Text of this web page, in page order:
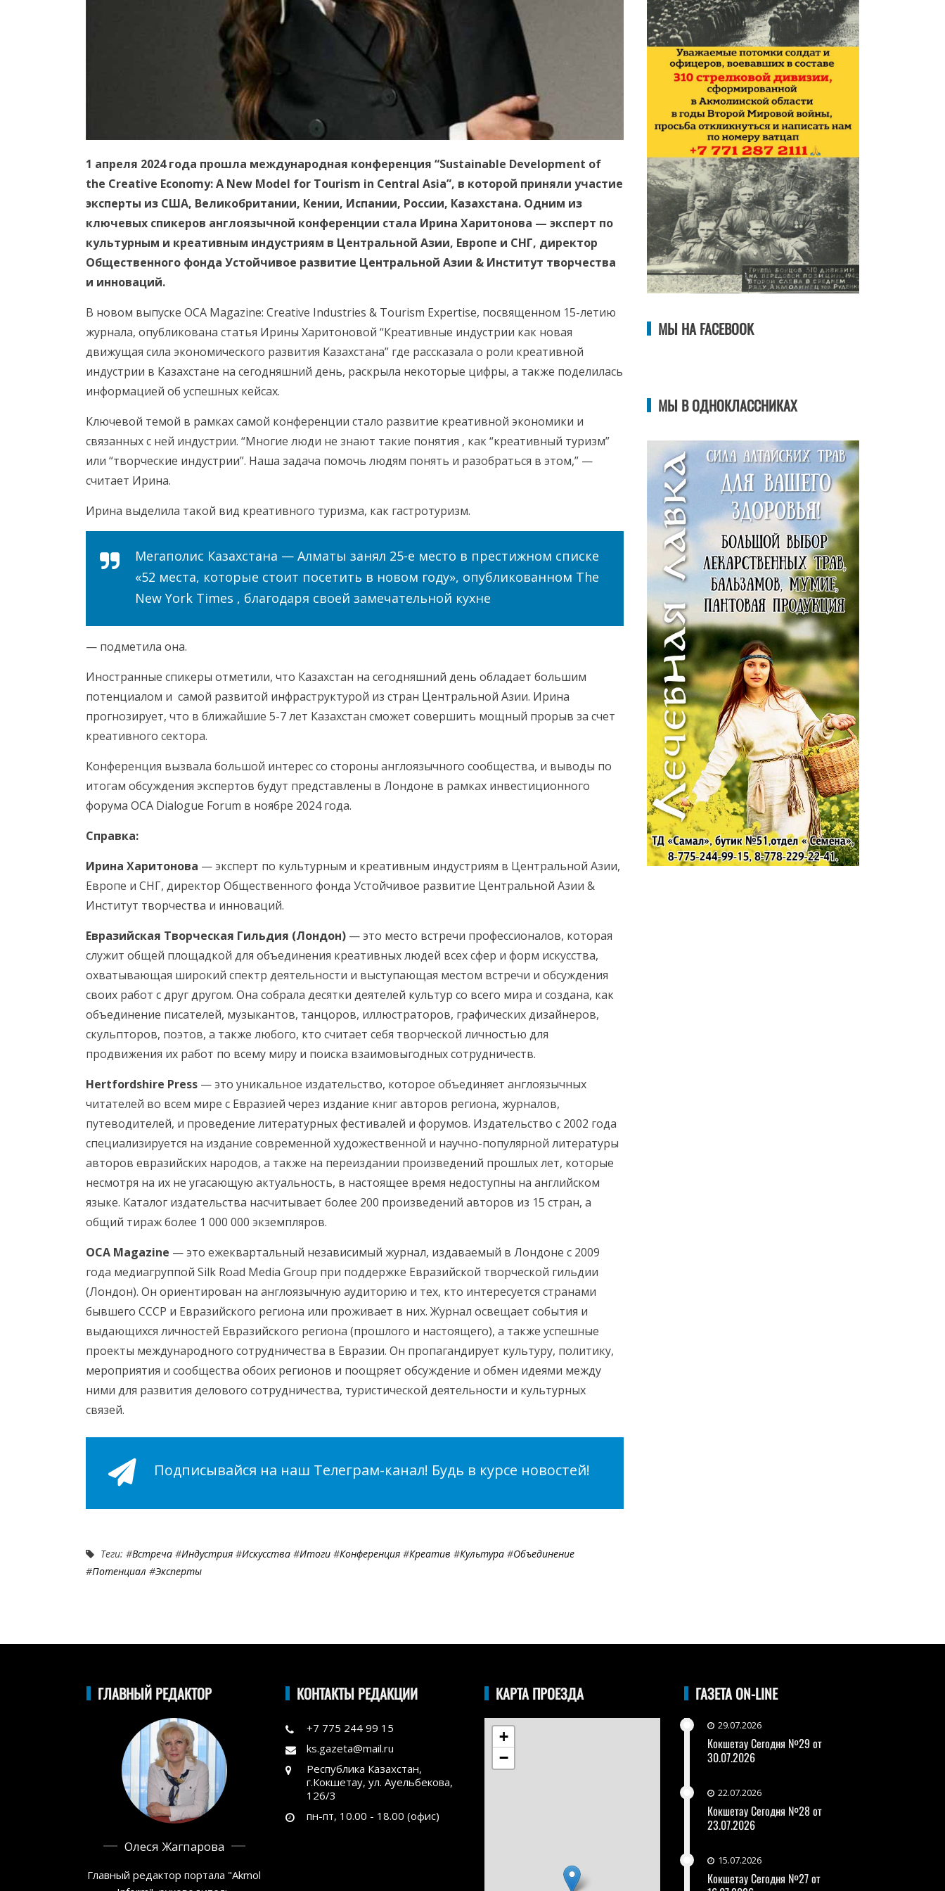
1 апреля 2024 года прошла международная конференция “Sustainable Development of
the Creative Economy: A New Model for Tourism in Central Asia”, в которой приняли участие
эксперты из США, Великобритании, Кении, Испании, России, Казахстана. Одним из
ключевых спикеров англоязычной конференции стала Ирина Харитонова — эксперт по
культурным и креативным индустриям в Центральной Азии, Европе и СНГ, директор
Общественного фонда Устойчивое развитие Центральной Азии & Институт творчества
и инноваций.
В новом выпуске OCA Magazine: Creative Industries & Tourism Expertise, посвященном 15-летию
журнала, опубликована статья Ирины Харитоновой “Креативные индустрии как новая
движущая сила экономического развития Казахстана” где рассказала о роли креативной
индустрии в Казахстане на сегодняшний день, раскрыла некоторые цифры, а также поделилась
информацией об успешных кейсах.
Ключевой темой в рамках самой конференции стало развитие креативной экономики и
связанных с ней индустрии. “Многие люди не знают такие понятия , как “креативный туризм”
или “творческие индустрии”. Наша задача помочь людям понять и разобраться в этом,” —
считает Ирина.
Ирина выделила такой вид креативного туризма, как гастротуризм.
Мегаполис Казахстана — Алматы занял 25-е место в престижном списке
«52 места, которые стоит посетить в новом году», опубликованном The
New York Times , благодаря своей замечательной кухне
— подметила она.
Иностранные спикеры отметили, что Казахстан на сегодняшний день обладает большим
потенциалом и самой развитой инфраструктурой из стран Центральной Азии. Ирина
прогнозирует, что в ближайшие 5-7 лет Казахстан сможет совершить мощный прорыв за счет
креативного сектора.
Конференция вызвала большой интерес со стороны англоязычного сообщества, и выводы по
итогам обсуждения экспертов будут представлены в Лондоне в рамках инвестиционного
форума OCA Dialogue Forum в ноябре 2024 года.
Справка:
Ирина Харитонова — эксперт по культурным и креативным индустриям в Центральной Азии,
Европе и СНГ, директор Общественного фонда Устойчивое развитие Центральной Азии &
Институт творчества и инноваций.
Евразийская Творческая Гильдия (Лондон) — это место встречи профессионалов, которая
служит общей площадкой для объединения креативных людей всех сфер и форм искусства,
охватывающая широкий спектр деятельности и выступающая местом встречи и обсуждения
своих работ с друг другом. Она собрала десятки деятелей культур со всего мира и создана, как
объединение писателей, музыкантов, танцоров, иллюстраторов, графических дизайнеров,
скульпторов, поэтов, а также любого, кто считает себя творческой личностью для
продвижения их работ по всему миру и поиска взаимовыгодных сотрудничеств.
Hertfordshire Press — это уникальное издательство, которое объединяет англоязычных
читателей во всем мире с Евразией через издание книг авторов региона, журналов,
путеводителей, и проведение литературных фестивалей и форумов. Издательство с 2002 года
специализируется на издание современной художественной и научно-популярной литературы
авторов евразийских народов, а также на переиздании произведений прошлых лет, которые
несмотря на их не угасающую актуальность, в настоящее время недоступны на английском
языке. Каталог издательства насчитывает более 200 произведений авторов из 15 стран, а
общий тираж более 1 000 000 экземпляров.
OCA Magazine — это ежеквартальный независимый журнал, издаваемый в Лондоне с 2009
года медиагруппой Silk Road Media Group при поддержке Евразийской творческой гильдии
(Лондон). Он ориентирован на англоязычную аудиторию и тех, кто интересуется странами
бывшего СССР и Евразийского региона или проживает в них. Журнал освещает события и
выдающихся личностей Евразийского региона (прошлого и настоящего), а также успешные
проекты международного сотрудничества в Евразии. Он пропагандирует культуру, политику,
мероприятия и сообщества обоих регионов и поощряет обсуждение и обмен идеями между
ними для развития делового сотрудничества, туристической деятельности и культурных
связей.
Подписывайся на наш Телеграм-канал! Будь в курсе новостей!
Теги: #Встреча #Индустрия #Искусства #Итоги #Конференция #Креатив #Культура #Объединение
#Потенциал #Эксперты
МЫ НА FACEBOOK
МЫ В ОДНОКЛАССНИКАХ
ГЛАВНЫЙ РЕДАКТОР
Олеся Жагпарова
Главный редактор портала "Akmol
КОНТАКТЫ РЕДАКЦИИ
+7 775 244 99 15
ks.gazeta@mail.ru
Республика Казахстан,
г.Кокшетау, ул. Ауельбекова,
126/3
пн-пт, 10.00 - 18.00 (офис)
КАРТА ПРОЕЗДА
+
−
ГАЗЕТА ON-LINE
29.07.2026
Кокшетау Сегодня №29 от
30.07.2026
22.07.2026
Кокшетау Сегодня №28 от
23.07.2026
15.07.2026
Кокшетау Сегодня №27 от